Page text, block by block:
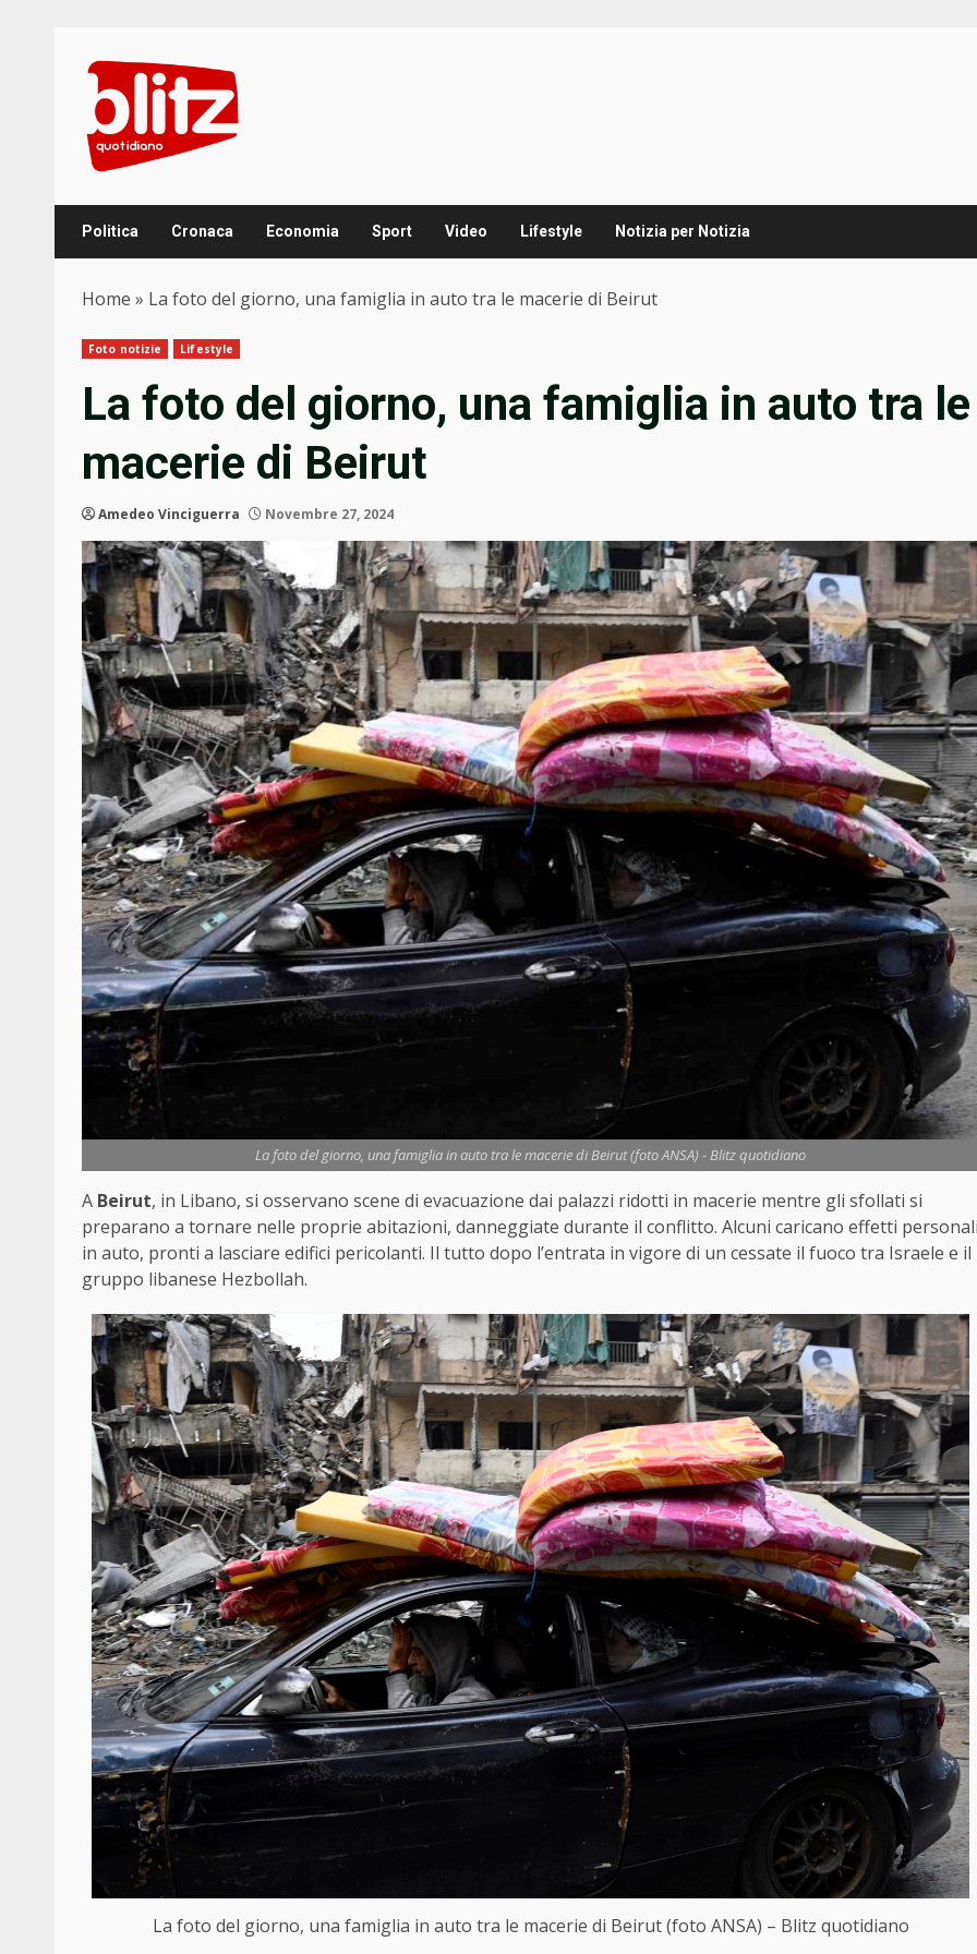
content
Politica Cronaca Economia Sport Video Lifestyle Notizia per Notizia
Home » La foto del giorno, una famiglia in auto tra le macerie di Beirut
Foto notizie Lifestyle
La foto del giorno, una famiglia in auto tra le
macerie di Beirut
Amedeo Vinciguerra Novembre 27, 2024
La foto del giorno, una famiglia in auto tra le macerie di Beirut (foto ANSA) - Blitz quotidiano
A Beirut, in Libano, si osservano scene di evacuazione dai palazzi ridotti in macerie mentre gli sfollati si
preparano a tornare nelle proprie abitazioni, danneggiate durante il conflitto. Alcuni caricano effetti
in auto, pronti a lasciare edifici pericolanti. Il tutto dopo l’entrata in vigore di un cessate il fuoco tra Israele e il
gruppo libanese Hezbollah.
La foto del giorno, una famiglia in auto tra le macerie di Beirut (foto ANSA) – Blitz quotidiano